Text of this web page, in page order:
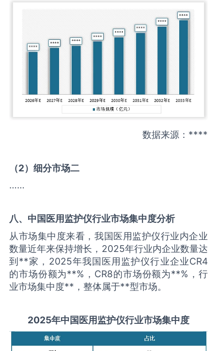
数据来源：****
（2）细分市场二
……
八、中国 医用监护仪行业市场集中度分析
从市场集中度来看，我国医用监护仪行业内企业
数量近年来保持增长，2025年行业内企业数量达
到**家，2025年我国医用监护仪行业企业CR4
的市场份额为**%，CR8的市场份额为**%，行
业市场集中度**，整体属于**型市场。
2025年中国医用监护仪行业市场集中度